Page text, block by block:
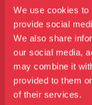
We use cookies to
provide social
We also share
our social media,
may combine it
provided to them
of their services.